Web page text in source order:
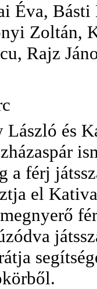
Éva, Básti
Zoltán,
Rajz
László és
a férj
el